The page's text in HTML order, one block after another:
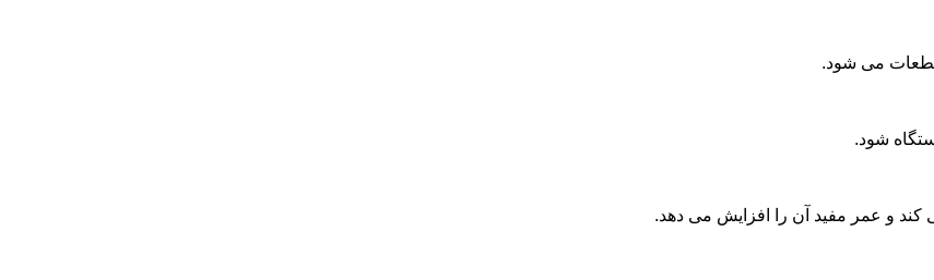
قطعات می شود.
شود.
و عمر مفید آن را افزایش می دهد.